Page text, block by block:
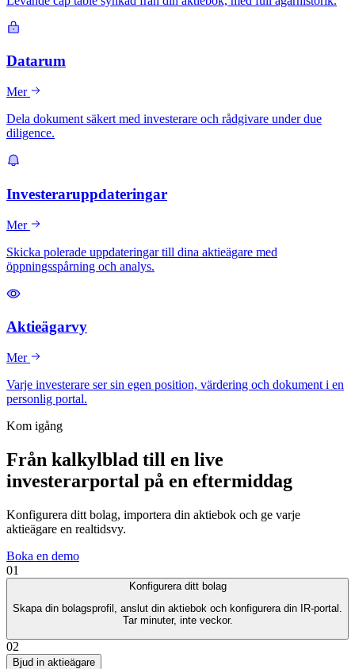
Datarum
Mer
Dela dokument säkert med investerare och rådgivare under due
diligence.
Investeraruppdateringar
Mer
Skicka polerade uppdateringar till dina aktieägare med
öppningsspårning och analys.
Aktieägarvy
Mer
Varje investerare ser sin egen position, värdering och dokument i en
personlig portal.
Kom igång
Från kalkylblad till en live
investerarportal på en eftermiddag
Konfigurera ditt bolag, importera din aktiebok och ge varje
aktieägare en realtidsvy.
Boka en demo
01
Konfigurera ditt bolag
Skapa din bolagsprofil, anslut din aktiebok och konfigurera din IR-portal.
Tar minuter, inte veckor.
02
Bjud in aktieägare